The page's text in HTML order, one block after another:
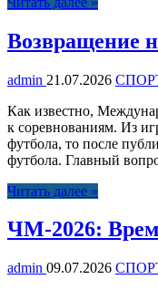
Возвращение
admin 21.07.2026
Как известно,
к соревнованиям. Из
футбола, то после
футбола. Главный
Читать далее »
ЧМ-2026:
admin 09.07.2026